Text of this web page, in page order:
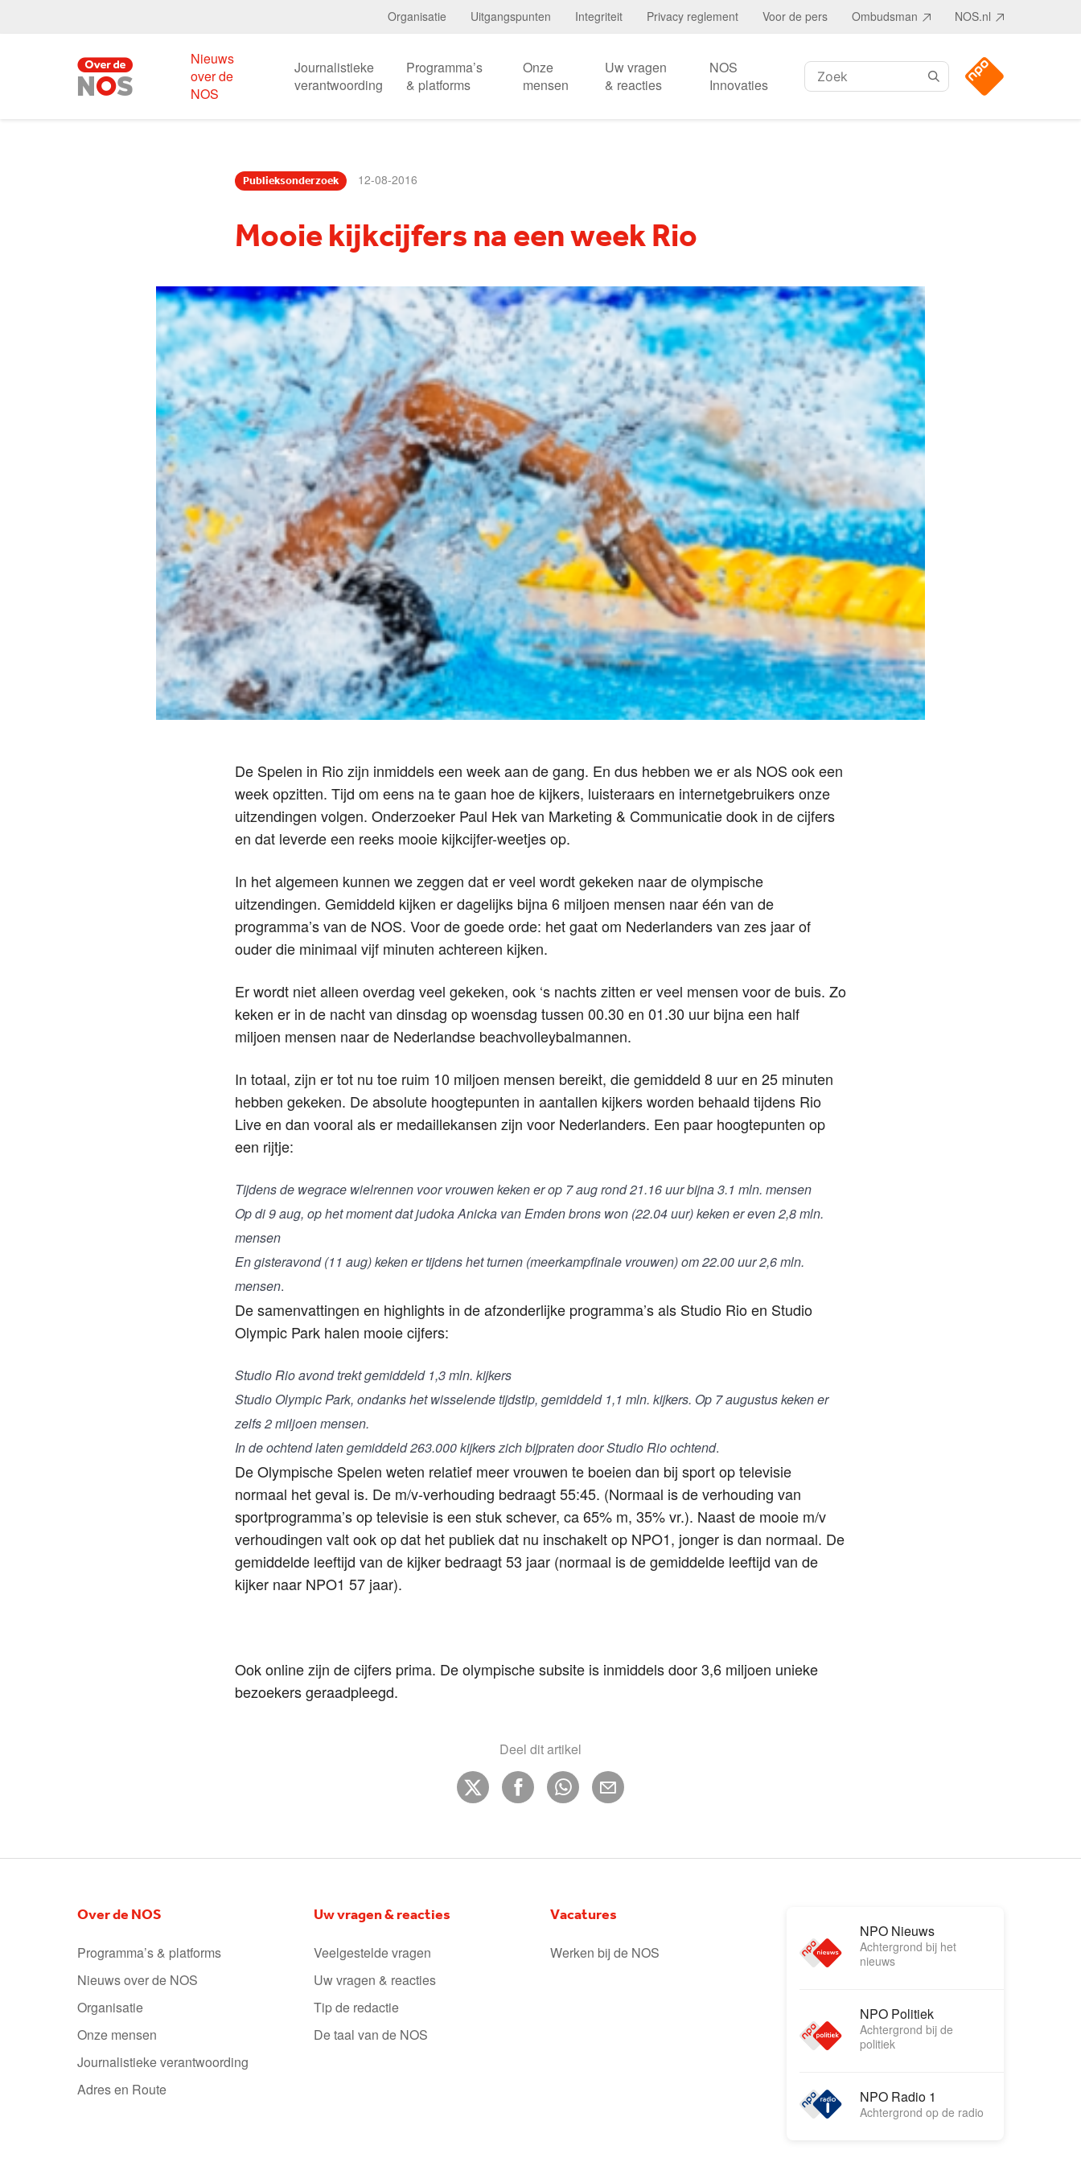
Organisatie Uitgangspunten Integriteit Privacy reglement Voor de pers Ombudsman NOS.nl
Nieuws
over de
NOS
Journalistieke
verantwoording
Programma’s
& platforms
Onze
mensen
Uw vragen
& reacties
NOS
Innovaties
Zoeken:
Publieksonderzoek 12-08-2016
Mooie kijkcijfers na een week Rio
De Spelen in Rio zijn inmiddels een week aan de gang. En dus hebben we er als NOS ook een
week opzitten. Tijd om eens na te gaan hoe de kijkers, luisteraars en internetgebruikers onze
uitzendingen volgen. Onderzoeker Paul Hek van Marketing & Communicatie dook in de cijfers
en dat leverde een reeks mooie kijkcijfer-weetjes op.
In het algemeen kunnen we zeggen dat er veel wordt gekeken naar de olympische
uitzendingen. Gemiddeld kijken er dagelijks bijna 6 miljoen mensen naar één van de
programma’s van de NOS. Voor de goede orde: het gaat om Nederlanders van zes jaar of
ouder die minimaal vijf minuten achtereen kijken.
Er wordt niet alleen overdag veel gekeken, ook ‘s nachts zitten er veel mensen voor de buis. Zo
keken er in de nacht van dinsdag op woensdag tussen 00.30 en 01.30 uur bijna een half
miljoen mensen naar de Nederlandse beachvolleybalmannen.
In totaal, zijn er tot nu toe ruim 10 miljoen mensen bereikt, die gemiddeld 8 uur en 25 minuten
hebben gekeken. De absolute hoogtepunten in aantallen kijkers worden behaald tijdens Rio
Live en dan vooral als er medaillekansen zijn voor Nederlanders. Een paar hoogtepunten op
een rijtje:
Tijdens de wegrace wielrennen voor vrouwen keken er op 7 aug rond 21.16 uur bijna 3.1 mln. mensen
Op di 9 aug, op het moment dat judoka Anicka van Emden brons won (22.04 uur) keken er even 2,8 mln.
mensen
En gisteravond (11 aug) keken er tijdens het turnen (meerkampfinale vrouwen) om 22.00 uur 2,6 mln.
mensen.
De samenvattingen en highlights in de afzonderlijke programma’s als Studio Rio en Studio
Olympic Park halen mooie cijfers:
Studio Rio avond trekt gemiddeld 1,3 mln. kijkers
Studio Olympic Park, ondanks het wisselende tijdstip, gemiddeld 1,1 mln. kijkers. Op 7 augustus keken er
zelfs 2 miljoen mensen.
In de ochtend laten gemiddeld 263.000 kijkers zich bijpraten door Studio Rio ochtend.
De Olympische Spelen weten relatief meer vrouwen te boeien dan bij sport op televisie
normaal het geval is. De m/v-verhouding bedraagt 55:45. (Normaal is de verhouding van
sportprogramma’s op televisie is een stuk schever, ca 65% m, 35% vr.). Naast de mooie m/v
verhoudingen valt ook op dat het publiek dat nu inschakelt op NPO1, jonger is dan normaal. De
gemiddelde leeftijd van de kijker bedraagt 53 jaar (normaal is de gemiddelde leeftijd van de
kijker naar NPO1 57 jaar).
Ook online zijn de cijfers prima. De olympische subsite is inmiddels door 3,6 miljoen unieke
bezoekers geraadpleegd.
Deel dit artikel
Over de NOS
Programma’s & platforms
Nieuws over de NOS
Organisatie
Onze mensen
Journalistieke verantwoording
Adres en Route
Uw vragen & reacties
Veelgestelde vragen
Uw vragen & reacties
Tip de redactie
De taal van de NOS
Vacatures
Werken bij de NOS
NPO Nieuws
Achtergrond bij het
nieuws
NPO Politiek
Achtergrond bij de
politiek
NPO Radio 1
Achtergrond op de radio